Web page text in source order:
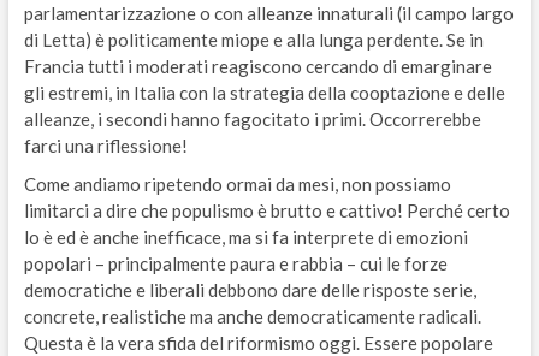
parlamentarizzazione o con alleanze innaturali (il campo largo
di Letta) è politicamente miope e alla lunga perdente. Se in
Francia tutti i moderati reagiscono cercando di emarginare
gli estremi, in Italia con la strategia della cooptazione e delle
alleanze, i secondi hanno fagocitato i primi. Occorrerebbe
farci una riflessione!
Come andiamo ripetendo ormai da mesi, non possiamo
limitarci a dire che populismo è brutto e cattivo! Perché certo
lo è ed è anche inefficace, ma si fa interprete di emozioni
popolari – principalmente paura e rabbia – cui le forze
democratiche e liberali debbono dare delle risposte serie,
concrete, realistiche ma anche democraticamente radicali.
Questa è la vera sfida del riformismo oggi. Essere popolare